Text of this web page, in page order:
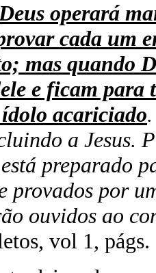
operará
cada um
mas quando
e ficam para
acariciado
a Jesus.
preparado
provados por
ouvidos ao
vol 1,